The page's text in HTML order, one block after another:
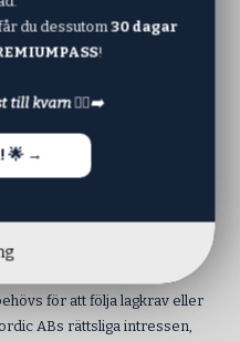
. När FortGjort
anmälan kommer vi att
uppgifter om dig?
de ändamål som
med denna
AB kan komma att
för att följa lagkrav eller
ABs rättsliga intressen,
du dessutom30 dagar
!
till kvarn 🏃‍♀️‍➡️
🌟 →